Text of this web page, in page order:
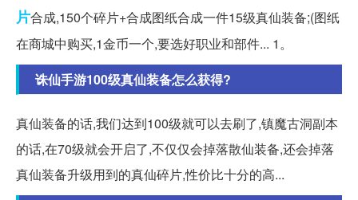
片合成,150个碎片+合成图纸合成一件15级真仙装备;(图纸
在商城中购买,1金币一个,要选好职业和部件... 1。
诛仙手游100级真仙装备怎么获得?
真仙装备的话,我们达到100级就可以去刷了,镇魔古洞副本
的话,在70级就会开启了,不仅仅会掉落散仙装备,还会掉落
真仙装备升级用到的真仙碎片,性价比十分的高...